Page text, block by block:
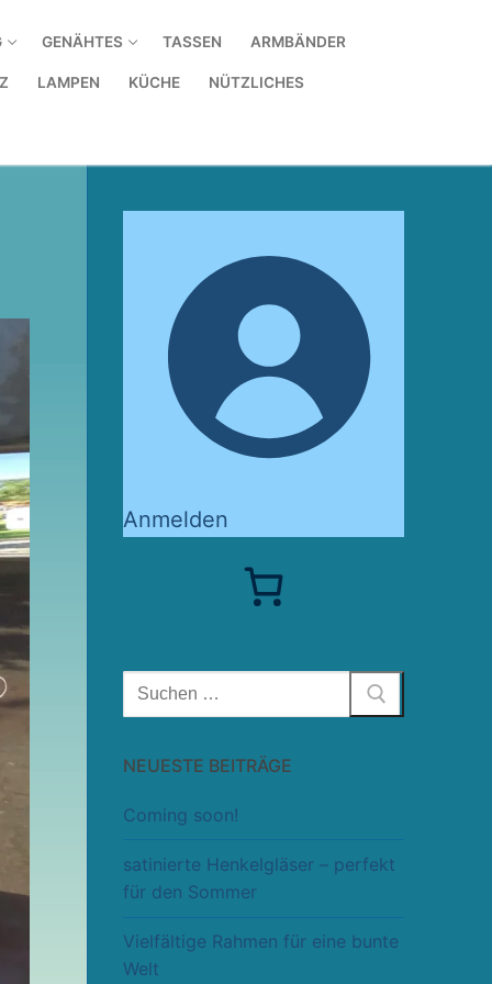
GENÄHTES TASSEN ARMBÄNDER
LAMPEN KÜCHE NÜTZLICHES
Anmelden
Suchen
nach:
NEUESTE BEITRÄGE
Coming soon!
satinierte Henkelgläser – perfekt
für den Sommer
Vielfältige Rahmen für eine bunte
Welt